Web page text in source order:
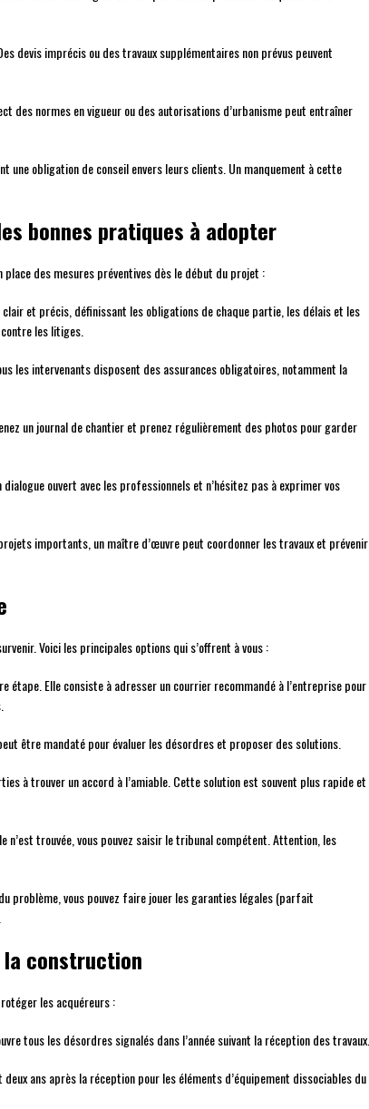
devis imprécis ou des travaux supplémentaires non prévus peuvent
des normes en vigueur ou des autorisations d’urbanisme peut entraîner
une obligation de conseil envers leurs clients. Un manquement à cette
bonnes pratiques à adopter
des mesures préventives dès le début du projet :
et précis, définissant les obligations de chaque partie, les délais et les
les litiges.
les intervenants disposent des assurances obligatoires, notamment la
un journal de chantier et prenez régulièrement des photos pour garder
dialogue ouvert avec les professionnels et n’hésitez pas à exprimer vos
importants, un maître d’œuvre peut coordonner les travaux et prévenir
Voici les principales options qui s’offrent à vous :
étape. Elle consiste à adresser un courrier recommandé à l’entreprise pour
être mandaté pour évaluer les désordres et proposer des solutions.
à trouver un accord à l’amiable. Cette solution est souvent plus rapide et
n’est trouvée, vous pouvez saisir le tribunal compétent. Attention, les
problème, vous pouvez faire jouer les garanties légales (parfait
construction
les acquéreurs :
tous les désordres signalés dans l’année suivant la réception des travaux.
deux ans après la réception pour les éléments d’équipement dissociables du